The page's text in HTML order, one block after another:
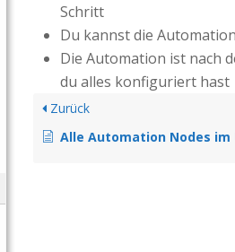
Schritt
Du kannst die
Die Automation ist nach
du alles konfiguriert hast
Zurück
Alle Automation Nodes im Überblick – Was macht welcher